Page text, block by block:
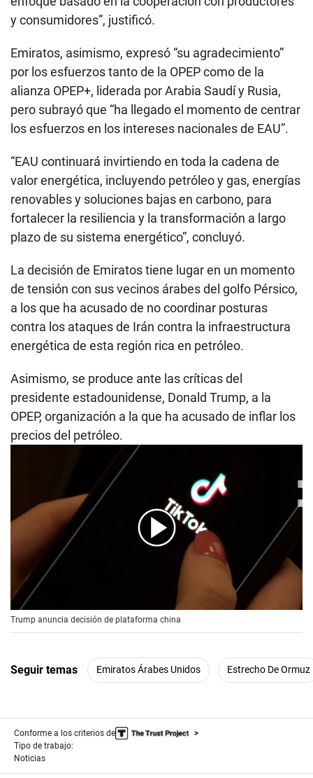
y consumidores”, justificó.
Emiratos, asimismo, expresó “su agradecimiento”
por los esfuerzos tanto de la OPEP como de la
alianza OPEP+, liderada por Arabia Saudí y Rusia,
pero subrayó que “ha llegado el momento de centrar
los esfuerzos en los intereses nacionales de EAU”.
“EAU continuará invirtiendo en toda la cadena de
valor energética, incluyendo petróleo y gas, energías
renovables y soluciones bajas en carbono, para
fortalecer la resiliencia y la transformación a largo
plazo de su sistema energético”, concluyó.
La decisión de Emiratos tiene lugar en un momento
de tensión con sus vecinos árabes del golfo Pérsico,
a los que ha acusado de no coordinar posturas
contra los ataques de Irán contra la infraestructura
energética de esta región rica en petróleo.
Asimismo, se produce ante las críticas del
presidente estadounidense, Donald Trump, a la
OPEP, organización a la que ha acusado de inflar los
precios del petróleo.
Trump anuncia decisión de plataforma china
Seguir temas Emiratos Árabes Unidos Estrecho De Ormuz
Conforme a los criterios de
Tipo de trabajo:
Noticias